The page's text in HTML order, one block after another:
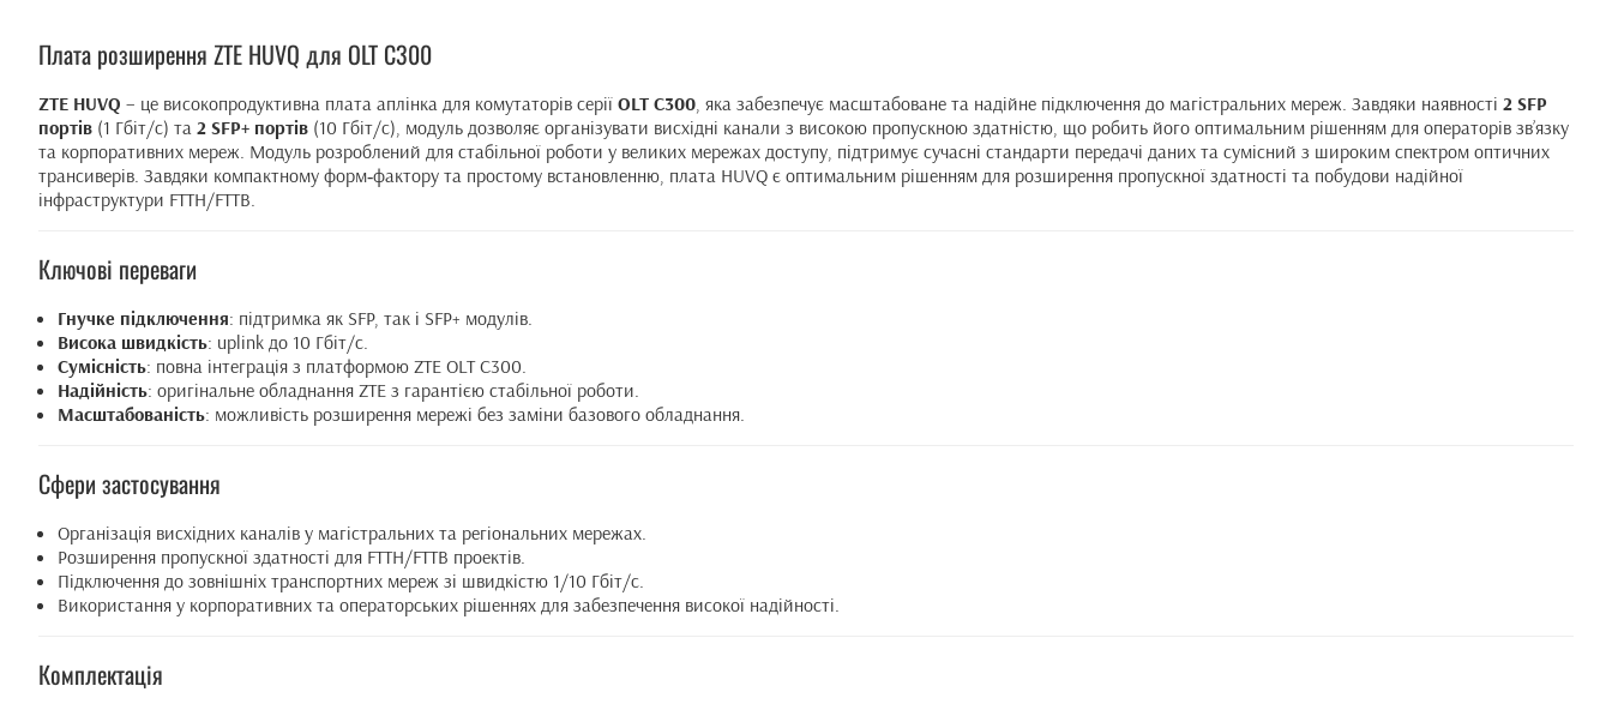
Плата розширення ZTE HUVQ для OLT C300
ZTE HUVQ – це високопродуктивна плата аплінка для комутаторів серії OLT C300, яка забезпечує масштабоване та надійне підключення до магістральних мереж. Завдяки наявності 2 SFP
портів (1 Гбіт/с) та 2 SFP+ портів (10 Гбіт/с), модуль дозволяє організувати висхідні канали з високою пропускною здатністю, що робить його оптимальним рішенням для операторів зв’язку
та корпоративних мереж. Модуль розроблений для стабільної роботи у великих мережах доступу, підтримує сучасні стандарти передачі даних та сумісний з широким спектром оптичних
трансиверів. Завдяки компактному форм‑фактору та простому встановленню, плата HUVQ є оптимальним рішенням для розширення пропускної здатності та побудови надійної
інфраструктури FTTH/FTTB.
Ключові переваги
Гнучке підключення: підтримка як SFP, так і SFP+ модулів.
Висока швидкість: uplink до 10 Гбіт/с.
Сумісність: повна інтеграція з платформою ZTE OLT C300.
Надійність: оригінальне обладнання ZTE з гарантією стабільної роботи.
Масштабованість: можливість розширення мережі без заміни базового обладнання.
Сфери застосування
Організація висхідних каналів у магістральних та регіональних мережах.
Розширення пропускної здатності для FTTH/FTTB проектів.
Підключення до зовнішніх транспортних мереж зі швидкістю 1/10 Гбіт/с.
Використання у корпоративних та операторських рішеннях для забезпечення високої надійності.
Комплектація